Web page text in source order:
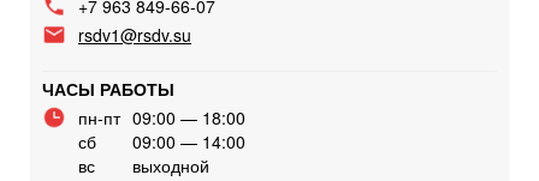
+7 963 849-66-07
rsdv1@rsdv.su
ЧАСЫ РАБОТЫ
пн-пт 09:00 — 18:00
сб
09:00 — 14:00
вс
выходной